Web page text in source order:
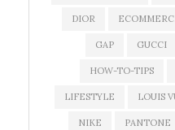
DIOR
GAP GUCCI
HOW-TO-TIPS
LIFESTYLE LOUIS
NIKE PANTONE